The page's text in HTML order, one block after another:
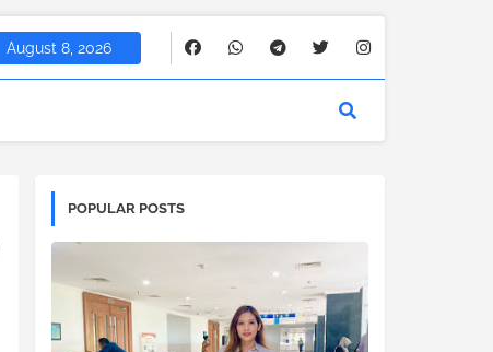
August 8, 2026
POPULAR POSTS